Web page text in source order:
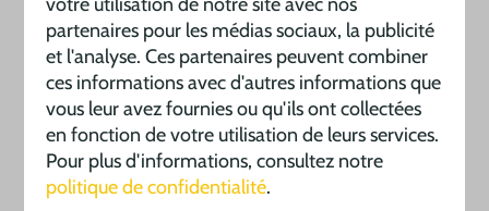
partenaires pour les médias sociaux, la publicité
et l'analyse. Ces partenaires peuvent combiner
ces informations avec d'autres informations que
vous leur avez fournies ou qu'ils ont collectées
en fonction de votre utilisation de leurs services.
Pour plus d'informations, consultez notre
politique de confidentialité.